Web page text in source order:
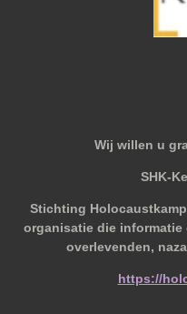
Wij willen u
SHK-
Stichting
organisatie die informatie
overlevenden,
https://